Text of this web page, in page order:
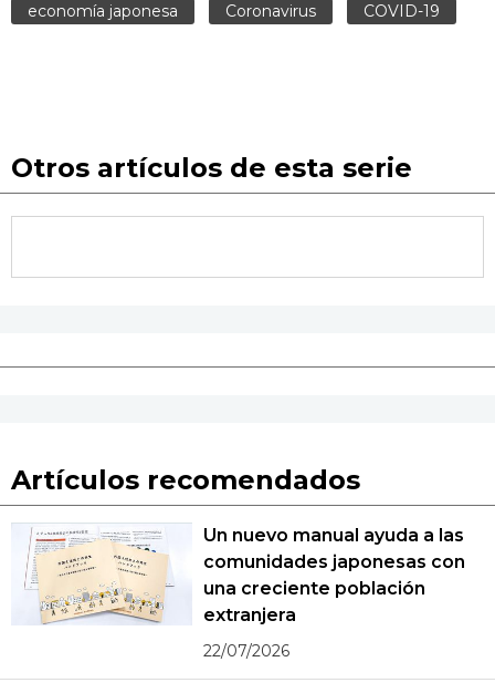
economía japonesa Coronavirus COVID-19
Otros artículos de esta serie
Artículos recomendados
Un nuevo manual ayuda a las
comunidades japonesas con
una creciente población
extranjera
22/07/2026